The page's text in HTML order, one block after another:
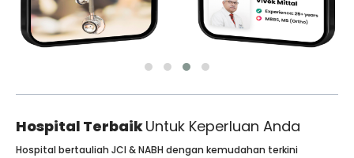
Hospital TerbaikUntuk Keperluan Anda
Hospital bertauliah JCI & NABH dengan kemudahan terkini